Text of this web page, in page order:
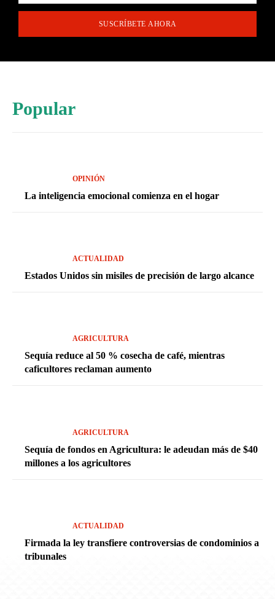
SUSCRÍBETE AHORA
Popular
OPINIÓN
La inteligencia emocional comienza en el hogar
ACTUALIDAD
Estados Unidos sin misiles de precisión de largo alcance
AGRICULTURA
Sequía reduce al 50 % cosecha de café, mientras
caficultores reclaman aumento
AGRICULTURA
Sequía de fondos en Agricultura: le adeudan más de $40
millones a los agricultores
ACTUALIDAD
Firmada la ley transfiere controversias de condominios a
tribunales